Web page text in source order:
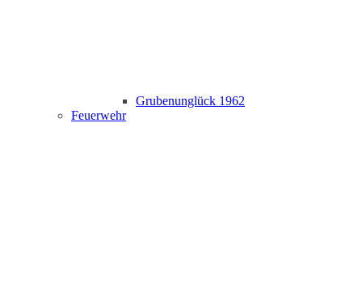
Grubenunglück 1962
Feuerwehr